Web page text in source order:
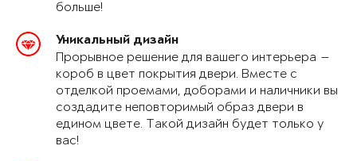
больше!
Уникальный дизайн
Прорывное решение для вашего интерьера —
короб в цвет покрытия двери. Вместе с
отделкой проемами, доборами и наличники вы
создадите неповторимый образ двери в
едином цвете. Такой дизайн будет только у
вас!